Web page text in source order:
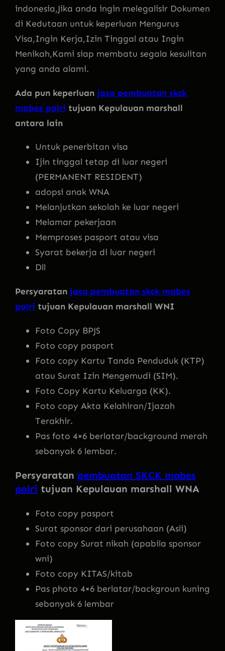
indonesia,Jika anda ingin melegalisir Dokumen
di Kedutaan untuk keperluan Mengurus
Visa,Ingin Kerja,Izin Tinggal atau Ingin
Menikah,Kami siap membatu segala kesulitan
yang anda alami.
Ada pun keperluan jasa pembuatan skck
mabes polri tujuan Kepulauan marshall
antara lain
Untuk penerbitan visa
Ijin tinggal tetap di luar negeri
(PERMANENT RESIDENT)
adopsi anak WNA
Melanjutkan sekolah ke luar negeri
Melamar pekerjaan
Memproses pasport atau visa
Syarat bekerja di luar negeri
Dll
Persyaratan jasa pembuatan skck mabes
polri tujuan Kepulauan marshall WNI
Foto Copy BPJS
Foto copy pasport
Foto copy Kartu Tanda Penduduk (KTP)
atau Surat Izin Mengemudi (SIM).
Foto Copy Kartu Keluarga (KK).
Foto copy Akta Kelahiran/Ijazah
Terakhir.
Pas foto 4×6 berlatar/background merah
sebanyak 6 lembar.
Persyaratan pembuatan SKCK mabes
polri tujuan Kepulauan marshall WNA
Foto copy pasport
Surat sponsor dari perusahaan (Asli)
Foto copy Surat nikah (apabila sponsor
wni)
Foto copy KITAS/kitab
Pas photo 4×6 berlatar/backgroun kuning
sebanyak 6 lembar